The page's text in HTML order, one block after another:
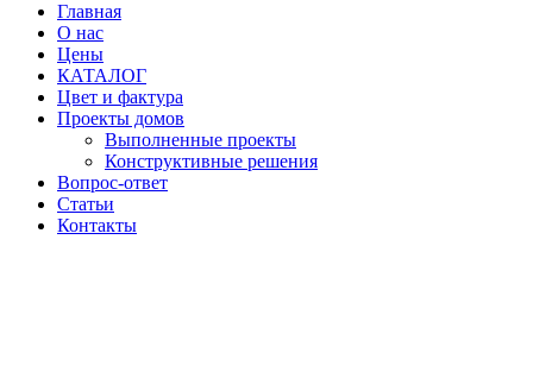
Главная
О нас
Цены
КАТАЛОГ
Цвет и фактура
Проекты домов
Выполненные проекты
Конструктивные решения
Вопрос-ответ
Статьи
Контакты